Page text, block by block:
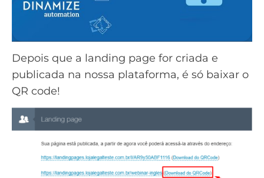
Depois que a landing page for criada e
publicada na nossa plataforma, é só baixar o
QR code!